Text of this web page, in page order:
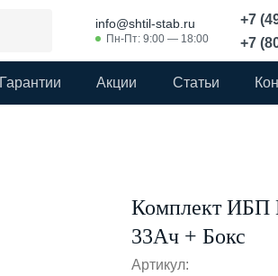
+7
info@shtil-stab.ru
Пн-Пт: 9:00 — 18:00 +7
Гарантии Акции Статьи
Комплект ИБП
33Ач + Бокс
Артикул: